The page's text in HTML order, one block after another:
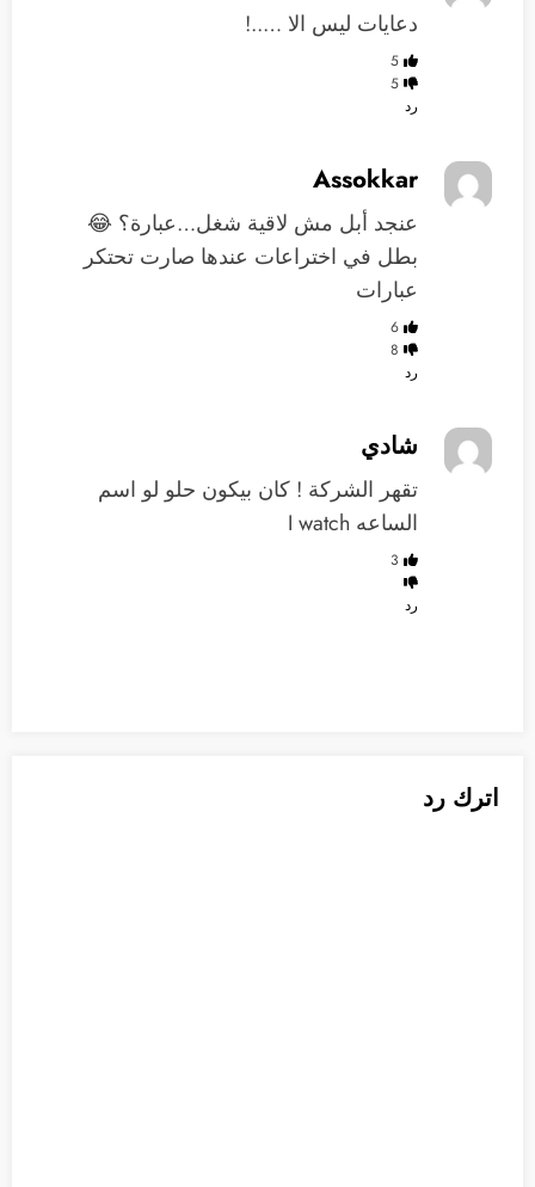
دعايات ليس الا …..!
5
5
رد
Assokkar
عنجد أبل مش لاقية شغل…عبارة؟ 😂
بطل في اختراعات عندها صارت تحتكر
عبارات
6
8
رد
شادي
تقهر الشركة ! كان بيكون حلو لو اسم
الساعه I watch
3
رد
اترك رد